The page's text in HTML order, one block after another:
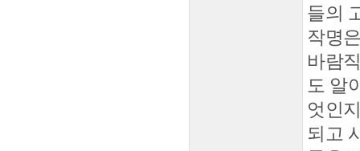
들의
작명
바람
도 알
엇인
되고